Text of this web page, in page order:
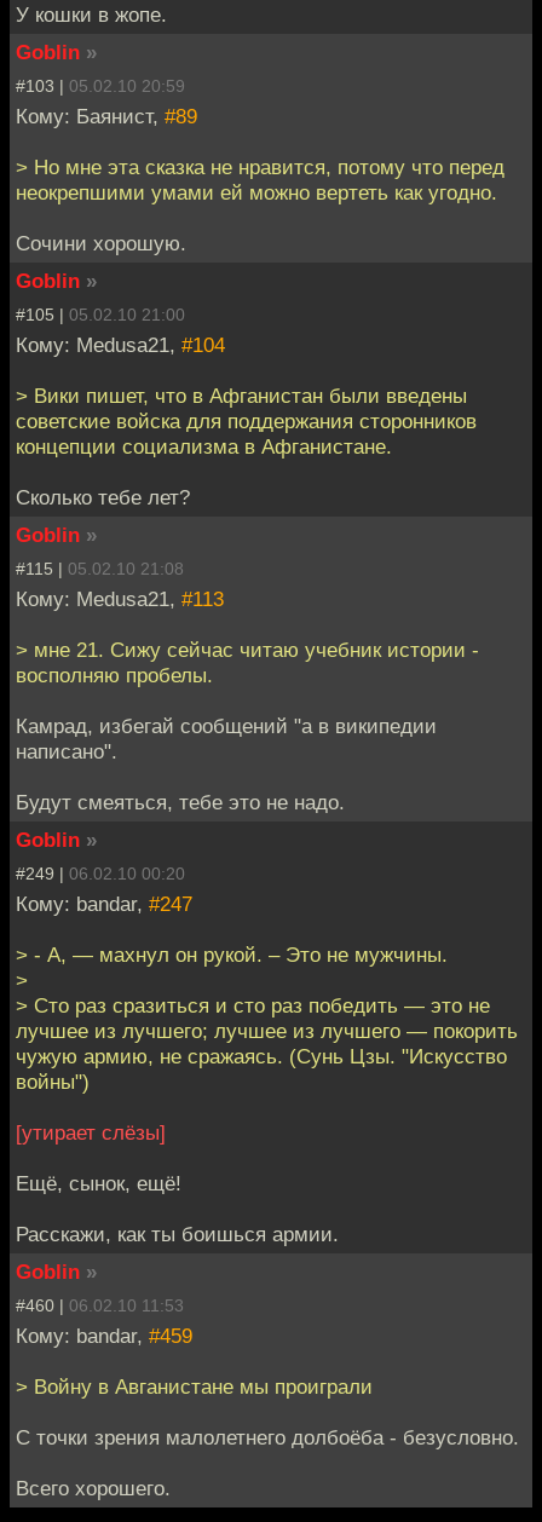
У кошки в жопе.
Goblin »
#103 | 05.02.10 20:59
Кому: Баянист, #89
> Но мне эта сказка не нравится, потому что перед
неокрепшими умами ей можно вертеть как угодно.
Сочини хорошую.
Goblin »
#105 | 05.02.10 21:00
Кому: Medusa21, #104
> Вики пишет, что в Афганистан были введены
советские войска для поддержания сторонников
концепции социализма в Афганистане.
Сколько тебе лет?
Goblin »
#115 | 05.02.10 21:08
Кому: Medusa21, #113
> мне 21. Сижу сейчас читаю учебник истории -
восполняю пробелы.
Камрад, избегай сообщений "а в википедии
написано".
Будут смеяться, тебе это не надо.
Goblin »
#249 | 06.02.10 00:20
Кому: bandar, #247
> - А, — махнул он рукой. – Это не мужчины.
>
> Сто раз сразиться и сто раз победить — это не
лучшее из лучшего; лучшее из лучшего — покорить
чужую армию, не сражаясь. (Сунь Цзы. "Искусство
войны")
[утирает слёзы]
Ещё, сынок, ещё!
Расскажи, как ты боишься армии.
Goblin »
#460 | 06.02.10 11:53
Кому: bandar, #459
> Войну в Авганистане мы проиграли
С точки зрения малолетнего долбоёба - безусловно.
Всего хорошего.